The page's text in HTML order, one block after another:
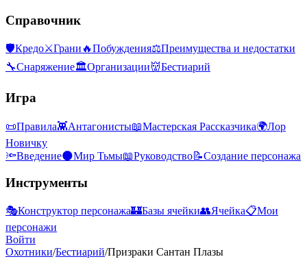
Справочник
🛡Кредо⚔Грани 🔥Побуждения⚖️Преимущества и недостатки
🔧Снаряжение🏛Организации👹Бестиарий
Игра
📜Правила👾Антагонисты📖Мастерская Рассказчика🌍Лор
Новичку
🔦Введение🌑Мир Тьмы📖Руководство📝Создание персонажа
Инструменты
🎭Конструктор персонажа🏰Базы ячейки👥Ячейка📋Мои
персонажи
Войти
Охотники/Бестиарий/Призраки Сантан Плазы